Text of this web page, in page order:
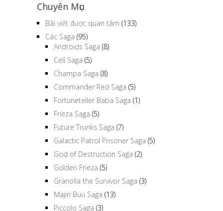
Chuyên Mục
Bài viết được quan tâm (133)
Các Saga (95)
Androids Saga (8)
Cell Saga (5)
Champa Saga (8)
Commander Red Saga (5)
Fortuneteller Baba Saga (1)
Frieza Saga (5)
Future Trunks Saga (7)
Galactic Patrol Prisoner Saga (5)
God of Destruction Saga (2)
Golden Frieza (5)
Granolla the Survivor Saga (3)
Majin Buu Saga (13)
Piccolo Saga (3)